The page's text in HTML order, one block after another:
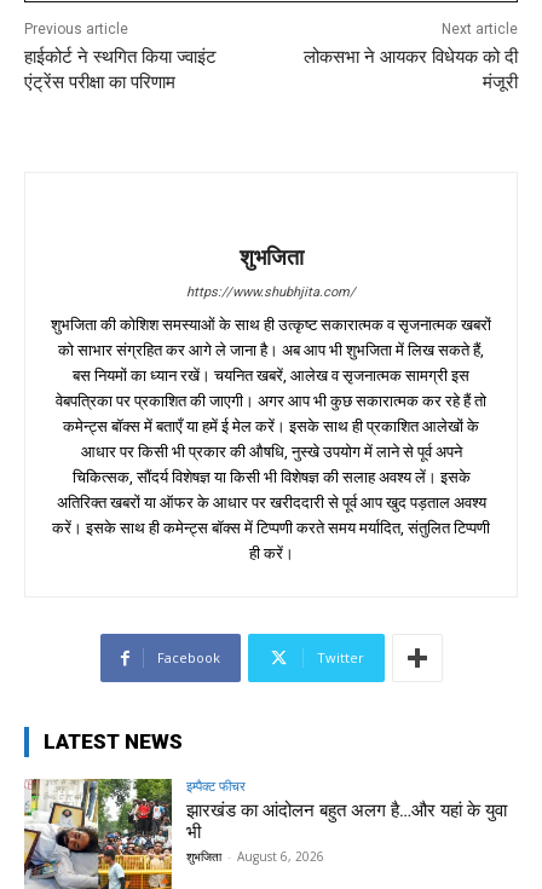
Previous article
हाईकोर्ट ने स्थगित किया ज्वाइंट
एंट्रेंस परीक्षा का परिणाम
Next article
लोकसभा ने आयकर विधेयक को दी
मंजूरी
शुभजिता
https://www.shubhjita.com/
शुभजिता की कोशिश समस्याओं के साथ ही उत्कृष्ट सकारात्मक व सृजनात्मक खबरों
को साभार संग्रहित कर आगे ले जाना है। अब आप भी शुभजिता में लिख सकते हैं,
बस नियमों का ध्यान रखें। चयनित खबरें, आलेख व सृजनात्मक सामग्री इस
वेबपत्रिका पर प्रकाशित की जाएगी। अगर आप भी कुछ सकारात्मक कर रहे हैं तो
कमेन्ट्स बॉक्स में बताएँ या हमें ई मेल करें। इसके साथ ही प्रकाशित आलेखों के
आधार पर किसी भी प्रकार की औषधि, नुस्खे उपयोग में लाने से पूर्व अपने
चिकित्सक, सौंदर्य विशेषज्ञ या किसी भी विशेषज्ञ की सलाह अवश्य लें। इसके
अतिरिक्त खबरों या ऑफर के आधार पर खरीददारी से पूर्व आप खुद पड़ताल अवश्य
करें। इसके साथ ही कमेन्ट्स बॉक्स में टिप्पणी करते समय मर्यादित, संतुलित टिप्पणी
ही करें।
Facebook Twitter
LATEST NEWS
इम्पैक्ट फीचर
झारखंड का आंदोलन बहुत अलग है…और यहां के युवा
भी
शुभजिता - August 6, 2026